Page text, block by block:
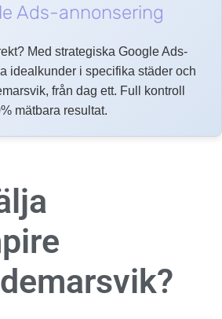
Ads-annonsering
Med strategiska Google Ads-
idealkunder i specifika städer och
från dag ett. Full kontroll
mätbara resultat.